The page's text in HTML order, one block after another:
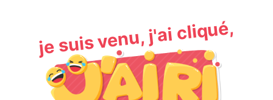
je suis venu, j'ai cliqué,